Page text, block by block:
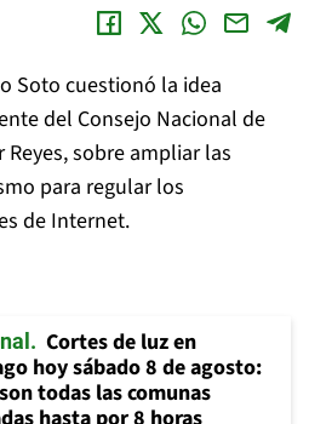
Soto cuestionó la idea
del Consejo Nacional de
Reyes, sobre ampliar las
para regular los
de Internet.
Cortes de luz en
hoy sábado 8 de agosto:
todas las comunas